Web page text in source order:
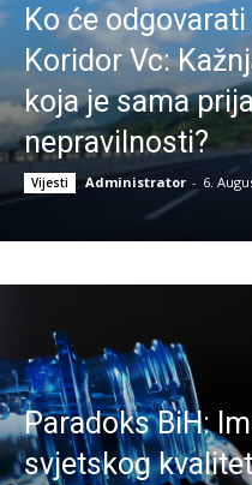
Ko će
Koridor Vc:
koja je sama
nepravilnosti?
Vijesti Administrator - 6.
Paradoks BiH:
svjetskog